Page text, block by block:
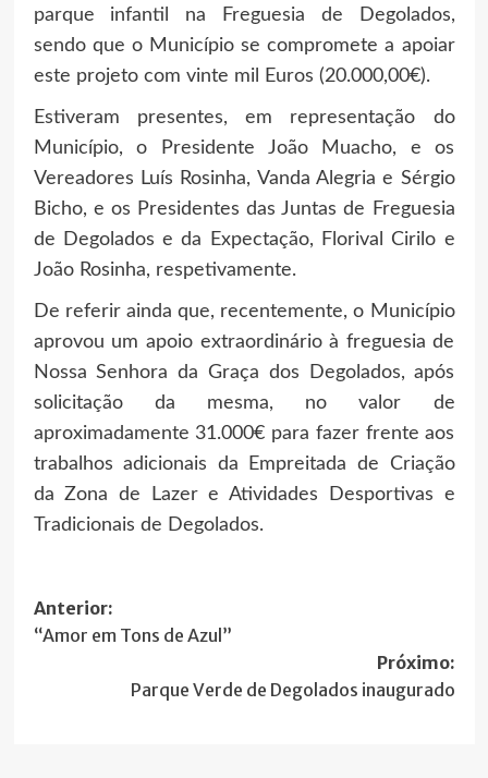
parque infantil na Freguesia de Degolados,
sendo que o Município se compromete a apoiar
este projeto com vinte mil Euros (20.000,00€).
Estiveram presentes, em representação do
Município, o Presidente João Muacho, e os
Vereadores Luís Rosinha, Vanda Alegria e Sérgio
Bicho, e os Presidentes das Juntas de Freguesia
de Degolados e da Expectação, Florival Cirilo e
João Rosinha, respetivamente.
De referir ainda que, recentemente, o Município
aprovou um apoio extraordinário à freguesia de
Nossa Senhora da Graça dos Degolados, após
solicitação da mesma, no valor de
aproximadamente 31.000€ para fazer frente aos
trabalhos adicionais da Empreitada de Criação
da Zona de Lazer e Atividades Desportivas e
Tradicionais de Degolados.
Navegação
de
artigos
Anterior:
“Amor em Tons de Azul”
Próximo:
Parque Verde de Degolados inaugurado